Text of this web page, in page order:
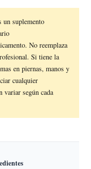
un suplemento
No reemplaza
Si tiene la
en piernas, manos y
cualquier
variar según cada